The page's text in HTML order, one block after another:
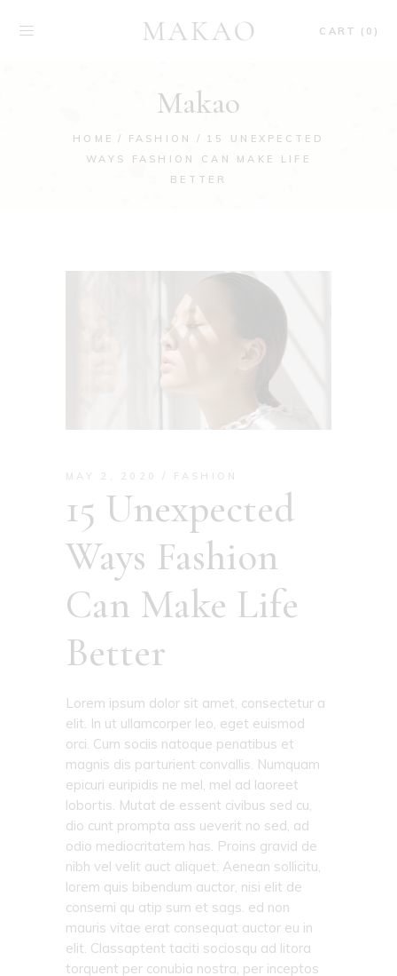
CART (0)
Makao
HOME FASHION
15 UNEXPECTED
WAYS FASHION CAN MAKE LIFE
BETTER
MAY 2, 2020 FASHION
15 Unexpected
Ways Fashion
Can Make Life
Better
Lorem ipsum dolor sit amet, consectetur a
elit. In ut ullamcorper leo, eget euismod
orci. Cum sociis natoque penatibus et
magnis dis parturient convallis. Numquam
epicuri euripidis ne mel, mel ad laoreet
lobortis. Mutat de essent civibus sed cu,
dio cunt prompta ass ueverit no sed, ad
odio mediocritatem has. Proins gravid de
nibh vel velit auct aliquet. Aenean sollicitu,
lorem quis bibendum auctor, nisi elit de
consemi qu atip sum et sags. ed non
mauris vitae erat consequat auctor eu in
elit. Classaptent taciti sociosqu ad litora
torquent per conubia nostra, per inceptos